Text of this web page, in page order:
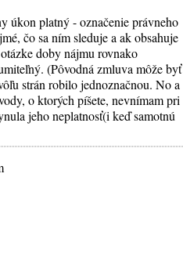
úkon platný - označenie právneho
čo sa ním sleduje a ak obsahuje
doby nájmu rovnako
(Pôvodná zmluva môže byť
strán robilo jednoznačnou. No a
o ktorých píšete, nevnímam pri
jeho neplatnosť(i keď samotnú